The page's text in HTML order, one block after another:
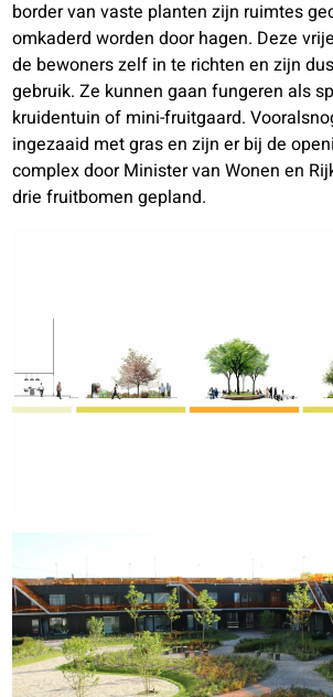
border van vaste planten zijn ruimtes
omkaderd worden door hagen. Deze
de bewoners zelf in te richten en zijn
gebruik. Ze kunnen gaan fungeren als
kruidentuin of mini-fruitgaard.
ingezaaid met gras en zijn er bij de
complex door Minister van Wonen en
drie fruitbomen gepland.